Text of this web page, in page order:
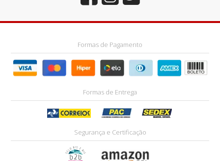
Formas de Pagamento
Formas de Entrega
Segurança e Certificação